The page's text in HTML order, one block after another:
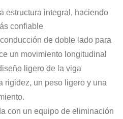
estructura integral, haciendo
confiable
de doble lado para
un movimiento longitudinal
ligero de la viga
rigidez, un peso ligero y una
con un equipo de eliminación